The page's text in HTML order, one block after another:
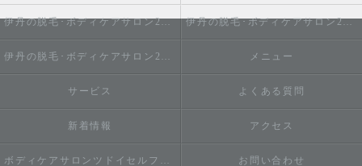
伊丹の脱毛･ボディケアサロン2do1セルフ脱毛とタイ古式のお店の口コミ情報 伊丹の脱毛･ボディケアサロン2do1セルフ脱毛とタイ古式のお店の評判
伊丹の脱毛･ボディケアサロン2do1セルフ脱毛とタイ古式のお店のお客様の声 メニュー
サービス よくある質問
新着情報 アクセス
ボディケアサロンツドイセルフ脱毛とタイ古式のお店 お問い合わせ